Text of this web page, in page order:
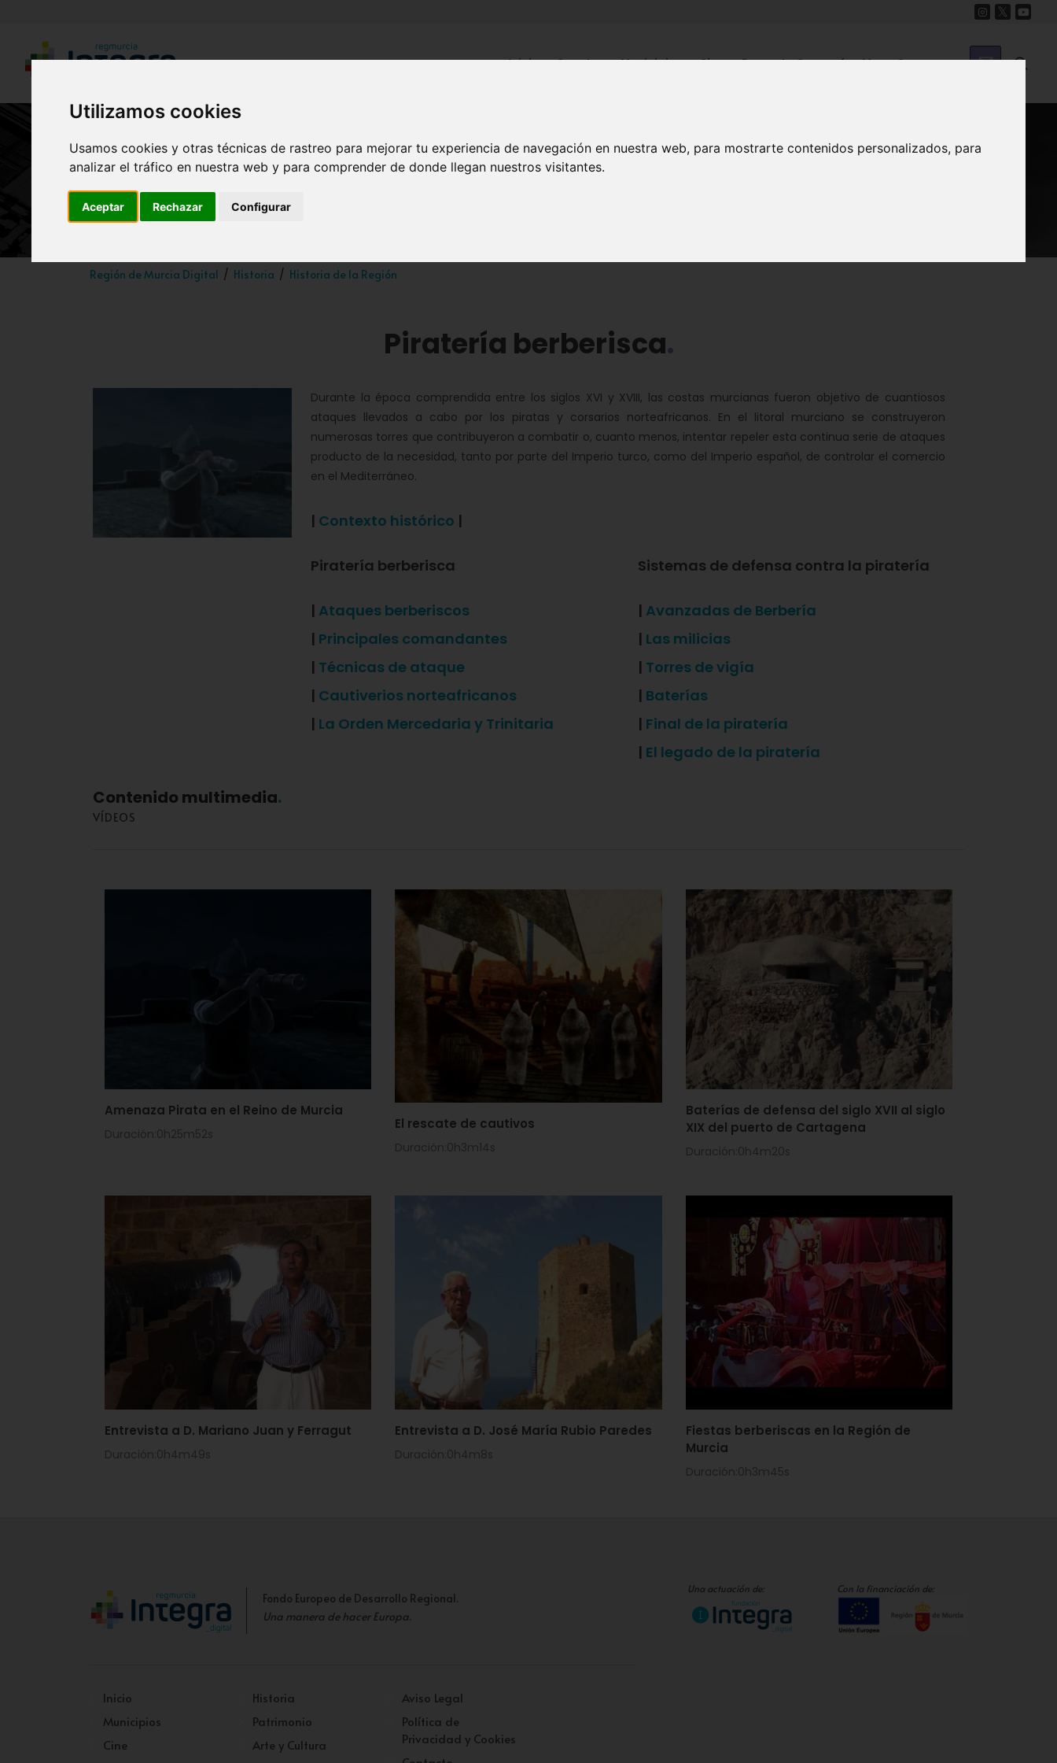
Utilizamos cookies
Usamos cookies y otras técnicas de rastreo para mejorar tu experiencia de navegación en nuestra web, para mostrarte contenidos personalizados, para
analizar el tráfico en nuestra web y para comprender de donde llegan nuestros visitantes.
Aceptar Rechazar Configurar
Inicio Canales Municipios Cine Proyecto Carmesí Mapa Sonoro
HISTORIA
Piratería berberisca
Región de Murcia Digital Historia Historia de la Región
Piratería berberisca
Durante la época comprendida entre los siglos XVI y XVIII, las costas murcianas fueron objetivo de cuantiosos
ataques llevados a cabo por los piratas y corsarios norteafricanos. En el litoral murciano se construyeron
numerosas torres que contribuyeron a combatir o, cuanto menos, intentar repeler esta continua serie de ataques
producto de la necesidad, tanto por parte del Imperio turco, como del Imperio español, de controlar el comercio
en el Mediterráneo.
| Contexto histórico |
Piratería berberisca
| Ataques berberiscos
| Principales comandantes
| Técnicas de ataque
| Cautiverios norteafricanos
| La Orden Mercedaria y Trinitaria
Sistemas de defensa contra la piratería
| Avanzadas de Berbería
| Las milicias
| Torres de vigía
| Baterías
| Final de la piratería
| El legado de la piratería
Contenido multimedia
VÍDEOS
Amenaza Pirata en el Reino de Murcia
Duración:0h25m52s
El rescate de cautivos
Duración:0h3m14s
Baterías de defensa del siglo XVII al siglo
XIX del puerto de Cartagena
Duración:0h4m20s
Entrevista a D. Mariano Juan y Ferragut
Duración:0h4m49s
Entrevista a D. José María Rubio Paredes
Duración:0h4m8s
Fiestas berberiscas en la Región de
Murcia
Duración:0h3m45s
Fondo Europeo de Desarrollo Regional.
Una manera de hacer Europa.
Inicio
Municipios
Cine
Historia
Patrimonio
Arte y Cultura
Aviso Legal
Política de
Privacidad y Cookies
Una actuación de: Con la financiación de: